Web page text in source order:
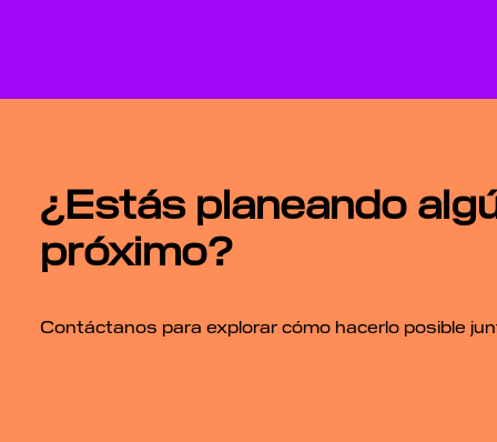
¿Estás planeando
próximo?
Contáctanos para explorar cómo hacerlo posible